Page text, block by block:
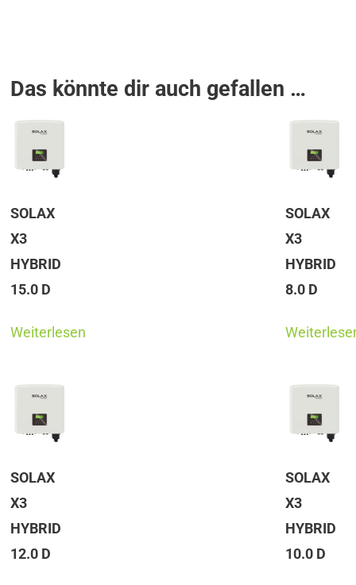
Das könnte dir auch gefallen …
SOLAX
X3
HYBRID
15.0 D
Weiterlesen
SOLAX
X3
HYBRID
8.0 D
SOLAX
X3
HYBRID
12.0 D
SOLAX
X3
HYBRID
10.0 D